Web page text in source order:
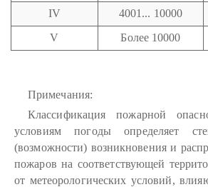
IV
4001... 10000
V
Более 10000
Примечания:
Классификация пожарной
условиям погоды определяет
(возможности) возникновения и
пожаров на соответствующей
от метеорологических условий,